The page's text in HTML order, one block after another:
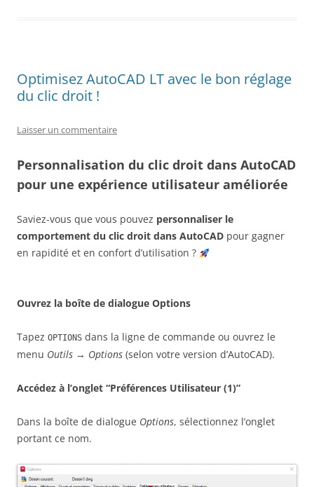
Optimisez AutoCAD LT avec le bon réglage
du clic droit !
Laisser un commentaire
Personnalisation du clic droit dans AutoCAD
pour une expérience utilisateur améliorée
Saviez-vous que vous pouvez personnaliser le
comportement du clic droit dans AutoCAD pour gagner
en rapidité et en confort d’utilisation ?
Ouvrez la boîte de dialogue Options
Tapez OPTIONS dans la ligne de commande ou ouvrez le
menu Outils → Options (selon votre version d’AutoCAD).
Accédez à l’onglet “Préférences Utilisateur (1)”
Dans la boîte de dialogue Options, sélectionnez l’onglet
portant ce nom.